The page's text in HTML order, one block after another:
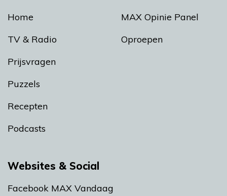
Home
TV & Radio
Prijsvragen
Puzzels
Recepten
Podcasts
MAX Opinie Panel
Oproepen
Websites & Social
Facebook MAX Vandaag